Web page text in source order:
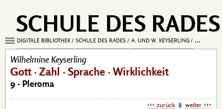
SCHULE DES RADES
DIGITALE BIBLIOTHEK SCHULE DES RADES A. UND W. KEYSERLING GOTT ·
Wilhelmine Keyserling
Gott · Zahl · Sprache · Wirklichkeit
9 - Pleroma
zurück weiter